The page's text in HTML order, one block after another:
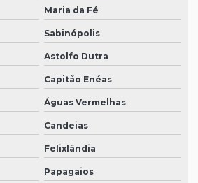
Maria da Fé
Sabinópolis
Astolfo Dutra
Capitão Enéas
Águas Vermelhas
Candeias
Felixlândia
Papagaios